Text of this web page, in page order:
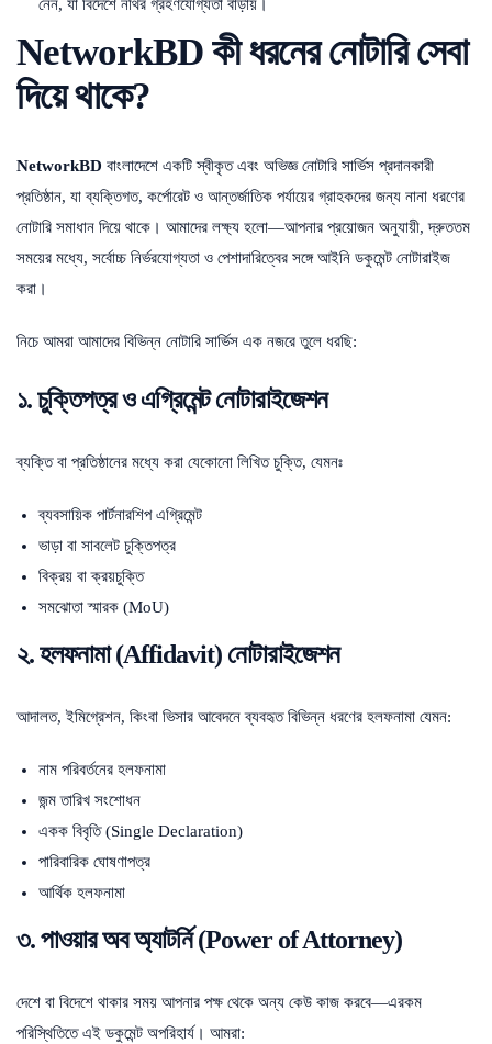
নেন, যা বিদেশে নথির গ্রহণযোগ্যতা বাড়ায়।
NetworkBD কী ধরনের নোটারি সেবা
দিয়ে থাকে?
NetworkBD বাংলাদেশে একটি স্বীকৃত এবং অভিজ্ঞ নোটারি সার্ভিস প্রদানকারী
প্রতিষ্ঠান, যা ব্যক্তিগত, কর্পোরেট ও আন্তর্জাতিক পর্যায়ের গ্রাহকদের জন্য নানা ধরণের
নোটারি সমাধান দিয়ে থাকে। আমাদের লক্ষ্য হলো—আপনার প্রয়োজন অনুযায়ী, দ্রুততম
সময়ের মধ্যে, সর্বোচ্চ নির্ভরযোগ্যতা ও পেশাদারিত্বের সঙ্গে আইনি ডকুমেন্ট নোটারাইজ
করা।
নিচে আমরা আমাদের বিভিন্ন নোটারি সার্ভিস এক নজরে তুলে ধরছি:
১. চুক্তিপত্র ও এগ্রিমেন্ট নোটারাইজেশন
ব্যক্তি বা প্রতিষ্ঠানের মধ্যে করা যেকোনো লিখিত চুক্তি, যেমনঃ
ব্যবসায়িক পার্টনারশিপ এগ্রিমেন্ট
ভাড়া বা সাবলেট চুক্তিপত্র
বিক্রয় বা ক্রয়চুক্তি
সমঝোতা স্মারক (MoU)
২. হলফনামা (Affidavit) নোটারাইজেশন
আদালত, ইমিগ্রেশন, কিংবা ভিসার আবেদনে ব্যবহৃত বিভিন্ন ধরণের হলফনামা যেমন:
নাম পরিবর্তনের হলফনামা
জন্ম তারিখ সংশোধন
একক বিবৃতি (Single Declaration)
পারিবারিক ঘোষণাপত্র
আর্থিক হলফনামা
৩. পাওয়ার অব অ্যাটর্নি (Power of Attorney)
দেশে বা বিদেশে থাকার সময় আপনার পক্ষ থেকে অন্য কেউ কাজ করবে—এরকম
পরিস্থিতিতে এই ডকুমেন্ট অপরিহার্য। আমরা: